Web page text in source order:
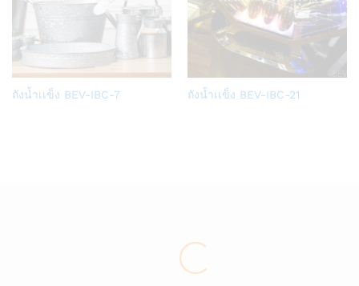
Add
ถังน้ำเเข็ง BEV-IBC-7
Add
ถังน้ำเเข็ง BEV-IBC-21